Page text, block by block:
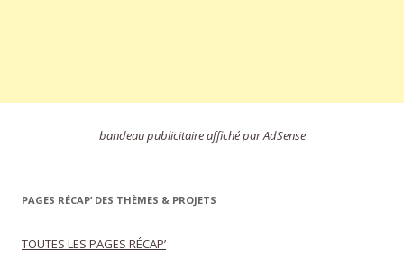
bandeau publicitaire affiché par AdSense
PAGES RÉCAP’ DES THÈMES & PROJETS
TOUTES LES PAGES RÉCAP’